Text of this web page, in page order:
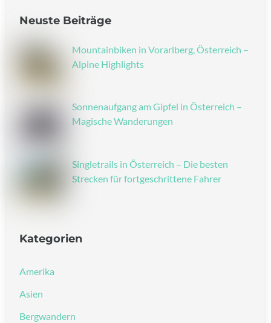
Neuste Beiträge
Mountainbiken in Vorarlberg, Österreich –
Alpine Highlights
Sonnenaufgang am Gipfel in Österreich –
Magische Wanderungen
Singletrails in Österreich – Die besten
Strecken für fortgeschrittene Fahrer
Kategorien
Amerika
Asien
Bergwandern